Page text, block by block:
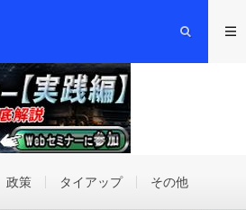
政策 タイアップ その他